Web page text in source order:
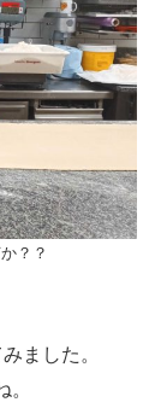
？？
ました。